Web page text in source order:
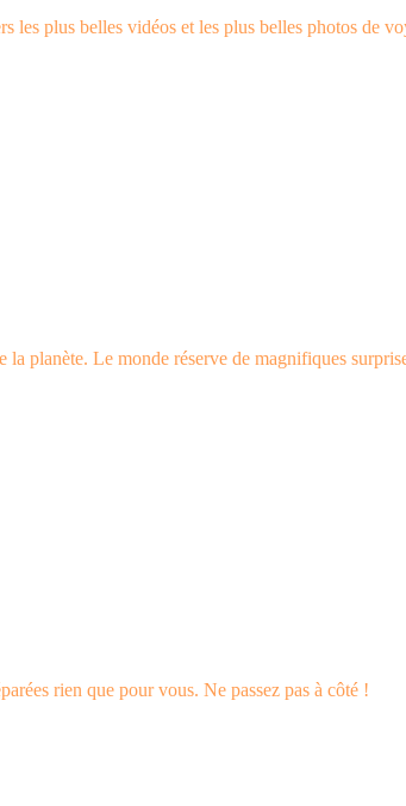
les plus belles vidéos et les plus belles photos de
planète. Le monde réserve de magnifiques
rien que pour vous. Ne passez pas à côté !